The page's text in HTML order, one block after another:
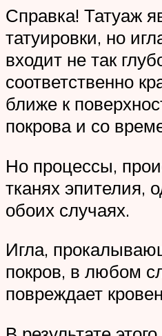
Справка! Татуаж
татуировки, но
входит не так
соответственно
ближе к
покрова и со
Но процессы,
тканях эпителия,
обоих случаях.
Игла,
покров, в любом
повреждает